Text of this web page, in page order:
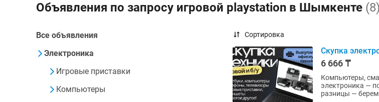
Объявления по запросу игровой playstation в Шымкенте (8)
Все объявления
Электроника
Игровые приставки
Компьютеры
Сортировка
Скупка
6 666 ₸
Компьютеры,
электроника —